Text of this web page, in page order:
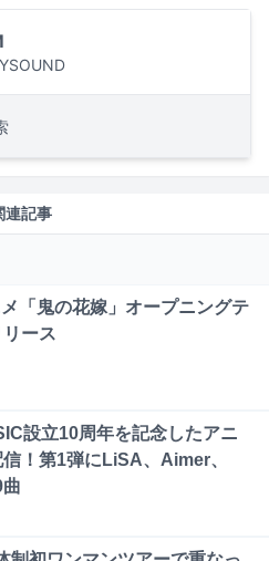
連記事
「鬼の花嫁」オープニングテ
ース
設立10周年を記念したアニ
！第1弾にLiSA、Aimer、